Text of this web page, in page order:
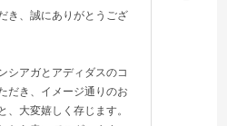
き、誠にありがとうござ
シアガとアディダスのコ
だき、イメージ通りのお
、大変嬉しく存じます。